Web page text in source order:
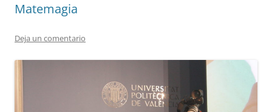
Matemagia
Deja un comentario